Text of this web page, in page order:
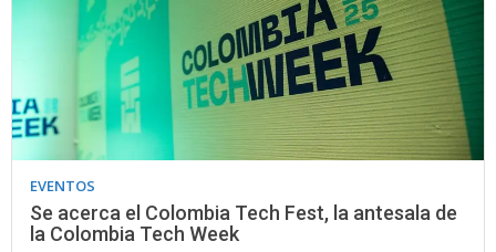
EVENTOS
Se acerca el Colombia Tech Fest, la antesala de
la Colombia Tech Week